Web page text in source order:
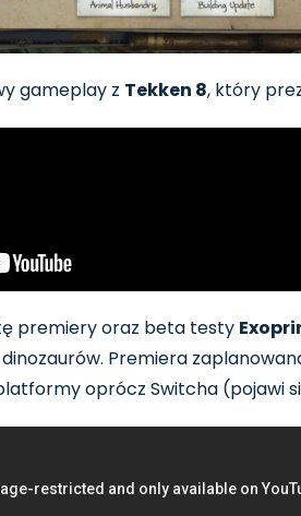
gameplay z Tekken 8, który
premiery oraz beta testy
Premiera
oprócz Switcha (pojawi